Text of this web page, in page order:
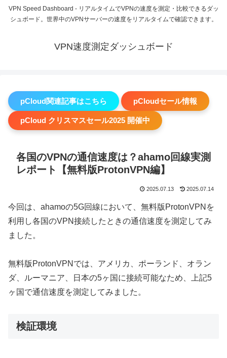
VPN Speed Dashboard - リアルタイムでVPNの速度を測定・比較できるダッ
シュボード。世界中のVPNサーバーの速度をリアルタイムで確認できます。
VPN速度測定ダッシュボード
pCloud関連記事はこちら pCloudセール情報
pCloud クリスマスセール2025 開催中
各国のVPNの通信速度は？ahamo回線実測
レポート【無料版ProtonVPN編】
2025.07.13 2025.07.14
今回は、ahamoの5G回線において、無料版ProtonVPNを
利用し各国のVPN接続したときの通信速度を測定してみ
ました。
無料版ProtonVPNでは、アメリカ、ポーランド、オラン
ダ、ルーマニア、日本の5ヶ国に接続可能なため、上記5
ヶ国で通信速度を測定してみました。
検証環境